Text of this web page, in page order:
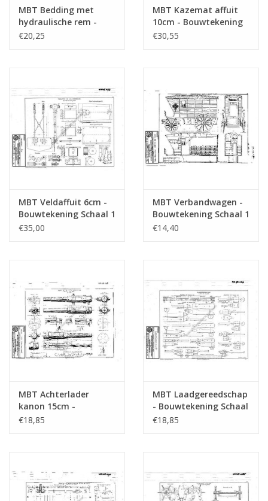
MBT Bedding met
hydraulische rem -
Bouwtekening Schaal 1
€20,25
MBT Kazemat affuit
10cm - Bouwtekening
Schaal 1 : N/A
€30,55
MBT Veldaffuit 6cm -
Bouwtekening Schaal 1
: N/A (40.45.077)
€35,00
MBT Verbandwagen -
Bouwtekening Schaal 1
: N/A (40.45.039)
€14,40
MBT Achterlader
kanon 15cm -
Bouwtekening Schaal 1
€18,85
MBT Laadgereedschap
- Bouwtekening Schaal
1 : N/A (40.45.106)
€18,85